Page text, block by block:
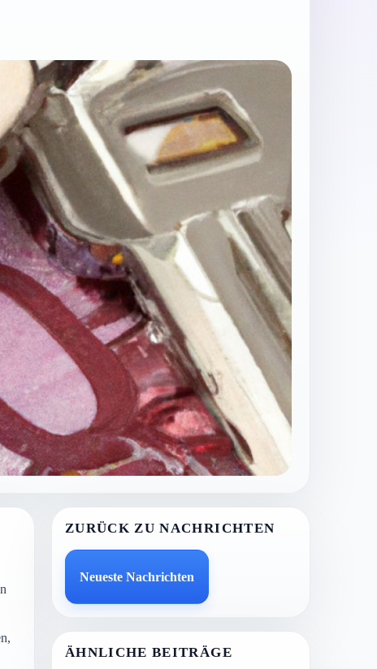
ZURÜCK ZU NACHRICHTEN
Neueste Nachrichten
ÄHNLICHE BEITRÄGE